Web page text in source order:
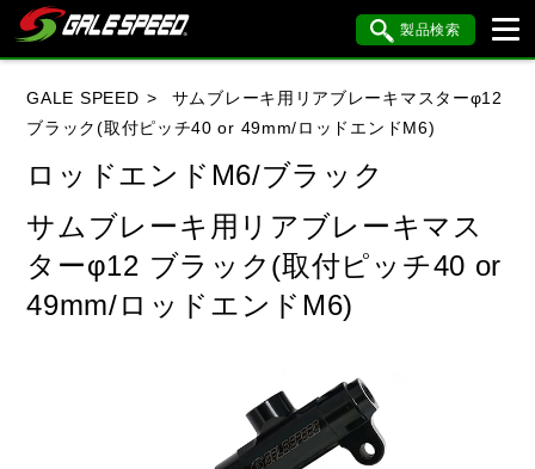
製品検索
車種検索
アイテム検索 品番検索
HONDA YAMAHA SUZUKI
KAWASAKI BMW DUCATI
HARLEY DAVIDSON KTM
閉じる
GALE SPEED
サムブレーキ用リアブレーキマスターφ12
ブラック(取付ピッチ40 or 49mm/ロッドエンドM6)
ロッドエンドM6/ブラック
サムブレーキ用リアブレーキマス
ターφ12 ブラック(取付ピッチ40 or
49mm/ロッドエンドM6)